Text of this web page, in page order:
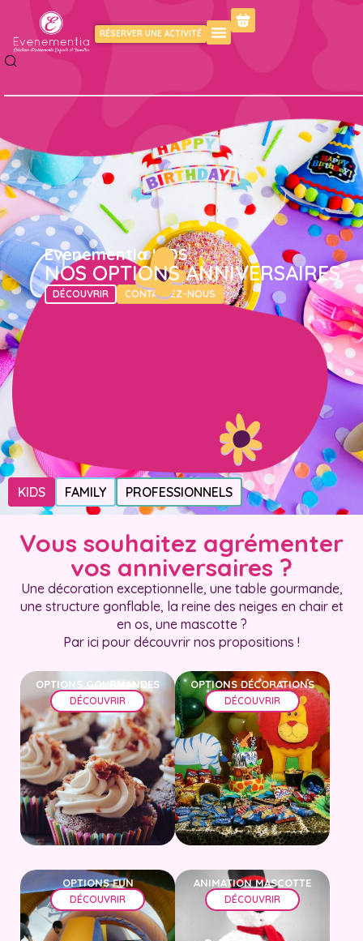
RÉSERVER UNE ACTIVITÉ
Evenementia KIDS
NOS OPTIONS ANNIVERSAIRES
DÉCOUVRIR CONTACTEZ-NOUS
KIDS FAMILY PROFESSIONNELS
Vous souhaitez agrémenter
vos anniversaires ?
Une décoration exceptionnelle, une table gourmande,
une structure gonflable, la reine des neiges en chair et
en os, une mascotte ?
Par ici pour découvrir nos propositions !
OPTIONS GOURMANDES
DÉCOUVRIR
OPTIONS DÉCORATIONS
DÉCOUVRIR
OPTIONS FUN
DÉCOUVRIR
ANIMATION MASCOTTE
DÉCOUVRIR